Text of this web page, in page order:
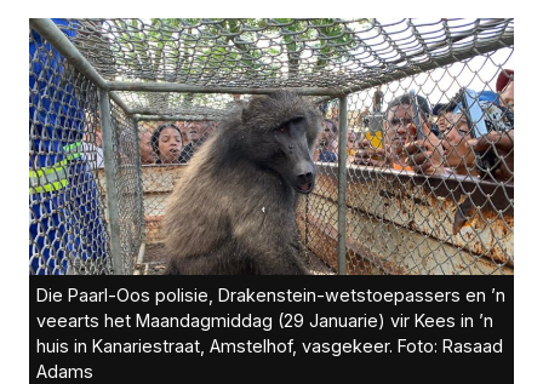
Die Paarl-Oos polisie, Drakenstein-wetstoepassers en ’n
veearts het Maandagmiddag (29 Januarie) vir Kees in ’n
huis in Kanariestraat, Amstelhof, vasgekeer. Foto: Rasaad
Adams